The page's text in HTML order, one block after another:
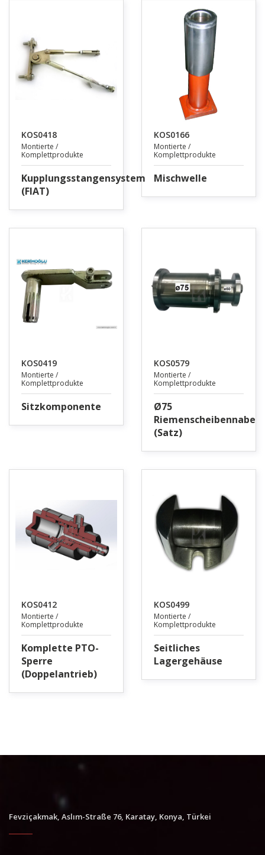
KOS0418
Montierte /
Komplettprodukte
Kupplungsstangensystem
(FIAT)
KOS0166
Montierte /
Komplettprodukte
Mischwelle
KOS0419
Montierte /
Komplettprodukte
Sitzkomponente
KOS0579
Montierte /
Komplettprodukte
Ø75
Riemenscheibennabe
(Satz)
KOS0412
Montierte /
Komplettprodukte
Komplette PTO-
Sperre
(Doppelantrieb)
KOS0499
Montierte /
Komplettprodukte
Seitliches
Lagergehäuse
Fevziçakmak, Aslım-Straße 76, Karatay, Konya, Türkei